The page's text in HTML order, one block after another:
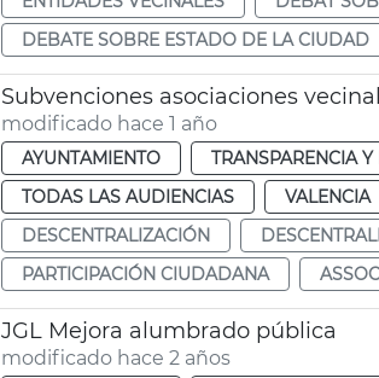
DEBATE SOBRE ESTADO DE LA CIUDAD
Subvenciones asociaciones
modificado hace 1 año
AYUNTAMIENTO TRANSPARENCIA
TODAS LAS AUDIENCIAS
VALENCIA
DESCENTRALIZACIÓN
PARTICIPACIÓN CIUDADANA
JGL Mejora alumbrado pública
modificado hace 2 años